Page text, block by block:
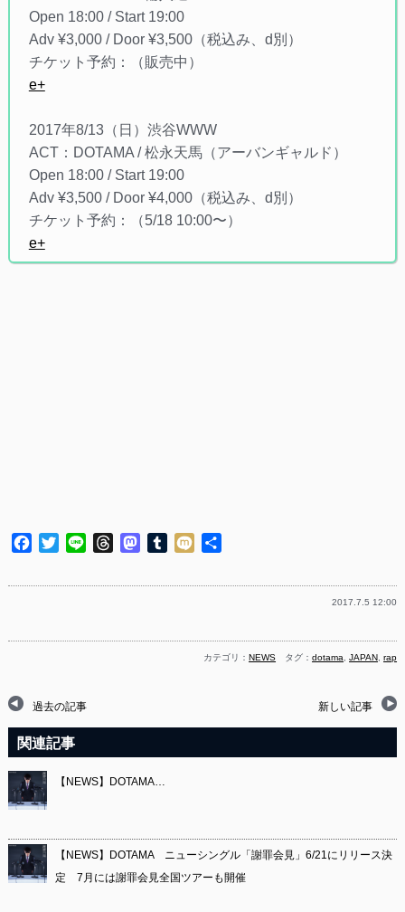
Open 18:00 / Start 19:00
Adv ¥3,000 / Door ¥3,500（税込み、d別）
チケット予約：（販売中）
e+
2017年8/13（日）渋谷WWW
ACT：DOTAMA / 松永天馬（アーバンギャルド）
Open 18:00 / Start 19:00
Adv ¥3,500 / Door ¥4,000（税込み、d別）
チケット予約：（5/18 10:00〜）
e+
Facebook
TwitterLine ThreadsMastodon
Tumblr
Mixi
2017.7.5 12:00
カテゴリ： NEWS タグ：dotama,JAPAN,rap
過去の記事 新しい記事
関連記事
【NEWS】DOTAMA…
【NEWS】DOTAMA ニューシングル「謝罪会見」6/21にリリース決
定 7月には謝罪会見全国ツアーも開催